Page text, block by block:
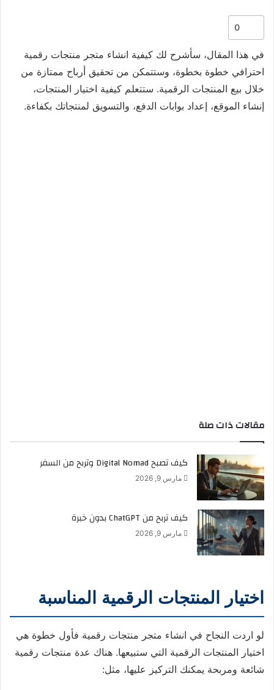
0
في هذا المقال، سأشرح لك كيفية انشاء متجر منتجات رقمية
احترافي خطوة بخطوة، وستتمكن من تحقيق أرباح ممتازة من
خلال بيع المنتجات الرقمية. ستتعلم كيفية اختيار المنتجات،
إنشاء الموقع، إعداد بوابات الدفع، والتسويق لمنتجاتك بكفاءة.
مقالات ذات صلة
كيف تصبح Digital Nomad وتربح من السفر
مارس 9, 2026
كيف تربح من ChatGPT بدون خبرة
مارس 9, 2026
اختيار المنتجات الرقمية المناسبة
لو اردت النجاح في انشاء متجر منتجات رقمية فأول خطوة هي
اختيار المنتجات الرقمية التي ستبيعها. هناك عدة منتجات رقمية
شائعة ومربحة يمكنك التركيز عليها، مثل: